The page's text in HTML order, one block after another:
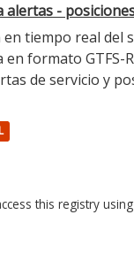
alertas -
tiempo real del
formato GTFS-
de servicio y
this registry